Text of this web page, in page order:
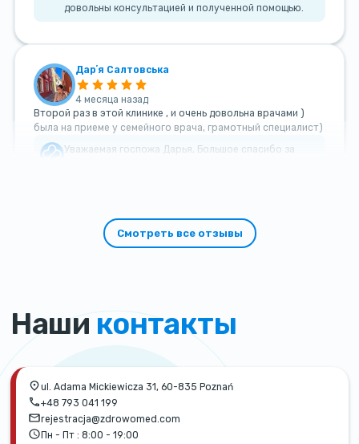
довольны консультацией и полученной помощью.
Дарʼя Салтовська
4 месяца назад
Второй раз в этой клинике , и очень довольна врачами )
была на приеме у семейного врача, грамотный специалист)
Уважаемая госпожа Дарья, Большое спасибо за
Смотреть все отзывы
Наши контакты
ul. Adama Mickiewicza 31, 60-835 Poznań
+48 793 041 199
rejestracja@zdrowomed.com
Пн - Пт : 8:00 - 19:00